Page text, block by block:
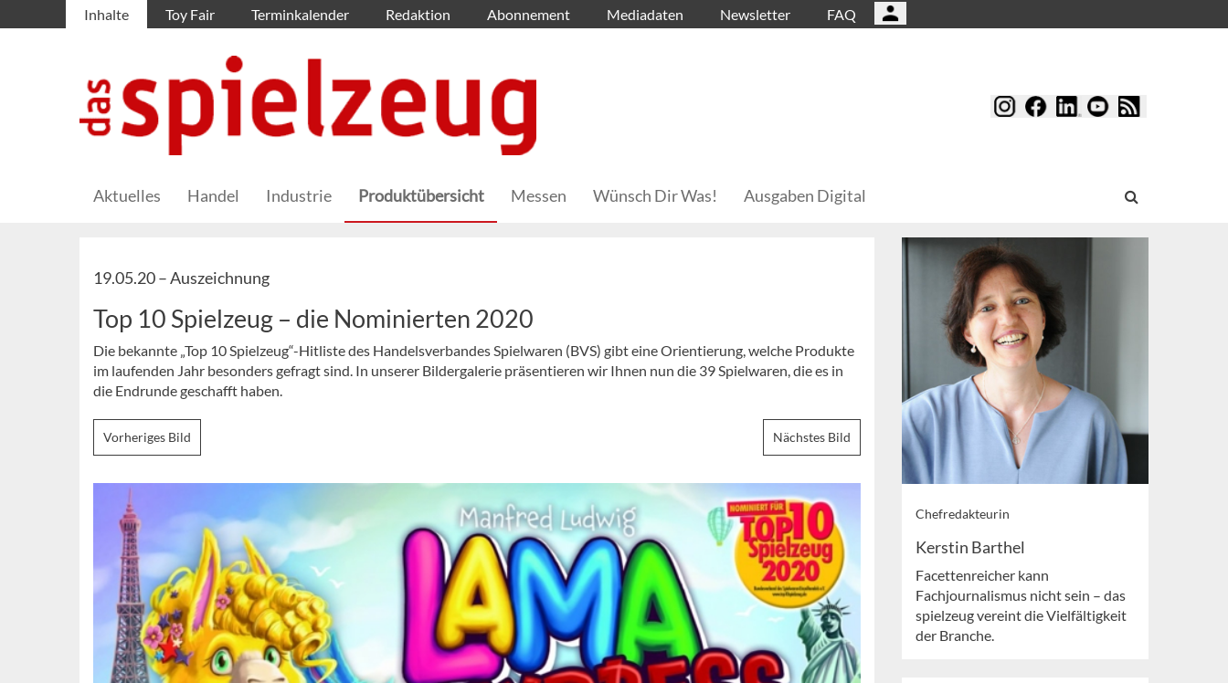
Inhalte Toy Fair Terminkalender Redaktion Abonnement Mediadaten Newsletter FAQ
Aktuelles Handel Industrie Produktübersicht Messen Wünsch Dir Was! Ausgaben Digital
19.05.20 –Auszeichnung
Top 10 Spielzeug – die Nominierten 2020
Die bekannte „Top 10 Spielzeug“-Hitliste des Handelsverbandes Spielwaren (BVS) gibt eine Orientierung, welche Produkte
im laufenden Jahr besonders gefragt sind. In unserer Bildergalerie präsentieren wir Ihnen nun die 39 Spielwaren, die es in
die Endrunde geschafft haben.
Vorheriges Bild Nächstes Bild
Chefredakteurin
Kerstin Barthel
Facettenreicher kann
Fachjournalismus nicht sein – das
spielzeug vereint die Vielfältigkeit
der Branche.